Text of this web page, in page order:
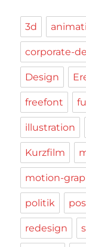
3d
corporate-
Design
freefont
illustration
Kurzfilm
motion-
politik
redesign